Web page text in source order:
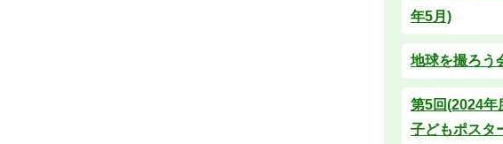
年5月)
地球を撮ろう
第5回(2024年
子どもポスタ